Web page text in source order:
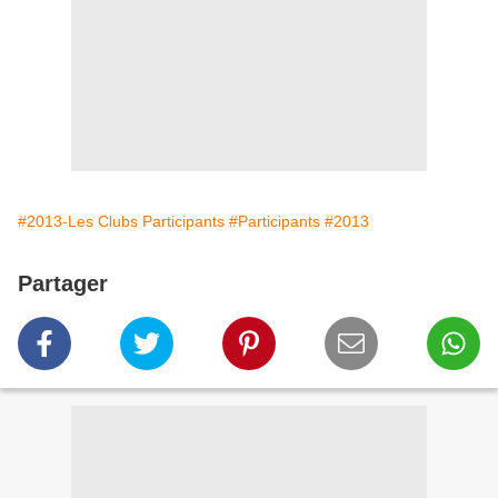
#2013-Les Clubs Participants #Participants #2013
Partager